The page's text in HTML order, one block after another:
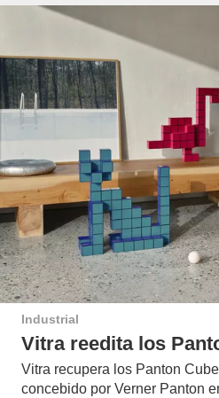
Industrial
Vitra reedita los
Vitra recupera los Panton
concebido por Verner Panton